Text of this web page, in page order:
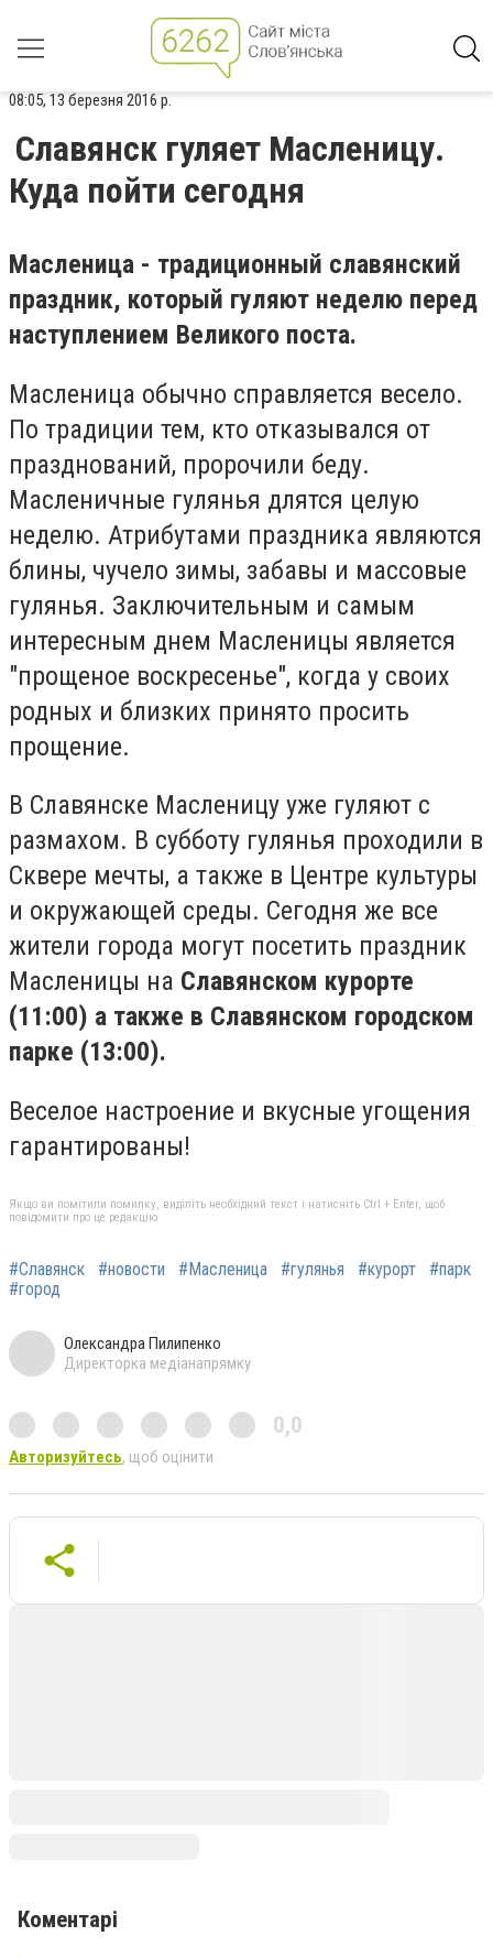
08:05, 13 березня 2016 р.
Славянск гуляет Масленицу.
Куда пойти сегодня
Масленица - традиционный славянский
праздник, который гуляют неделю перед
наступлением Великого поста.
Масленица обычно справляется весело.
По традиции тем, кто отказывался от
празднований, пророчили беду.
Масленичные гулянья длятся целую
неделю. Атрибутами праздника являются
блины, чучело зимы, забавы и массовые
гулянья. Заключительным и самым
интересным днем Масленицы является
"прощеное воскресенье", когда у своих
родных и близких принято просить
прощение.
В Славянске Масленицу уже гуляют с
размахом. В субботу гулянья проходили в
Сквере мечты, а также в Центре культуры
и окружающей среды. Сегодня же все
жители города могут посетить праздник
Масленицы на Славянском курорте
(11:00) а также в Славянском городском
парке (13:00).
Веселое настроение и вкусные угощения
гарантированы!
Якщо ви помітили помилку, виділіть необхідний текст і натисніть Ctrl + Enter, щоб
повідомити про це редакцію
#Славянск #новости #Масленица #гулянья #курорт
#парк
#город
Олександра Пилипенко
Директорка медіанапрямку
0,0
Авторизуйтесь, щоб оцінити
Коментарі